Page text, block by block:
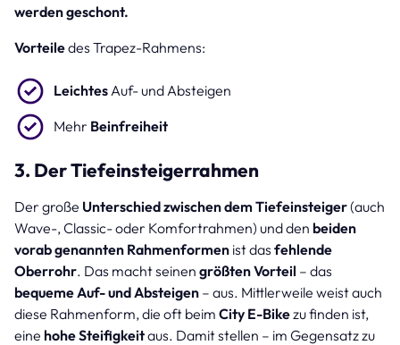
werden geschont.
Vorteiledes Trapez-Rahmens:
Leichtes Auf- und Absteigen
Mehr Beinfreiheit
3. Der Tiefeinsteigerrahmen
Der große Unterschied zwischen dem Tiefeinsteiger(auch
Wave-, Classic- oder Komfortrahmen) und den beiden
vorab genannten Rahmenformen ist das fehlende
Oberrohr. Das macht seinen größten Vorteil – das
bequeme Auf- und Absteigen – aus. Mittlerweile weist auch
diese Rahmenform, die oft beim City E-Bikezu finden ist,
eine hohe Steifigkeitaus. Damit stellen – im Gegensatz zu